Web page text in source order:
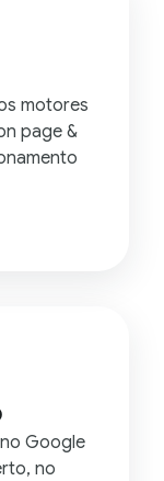
motores
page &
Google
no